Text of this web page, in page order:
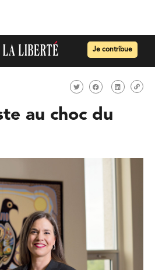
Je contribue
au choc du